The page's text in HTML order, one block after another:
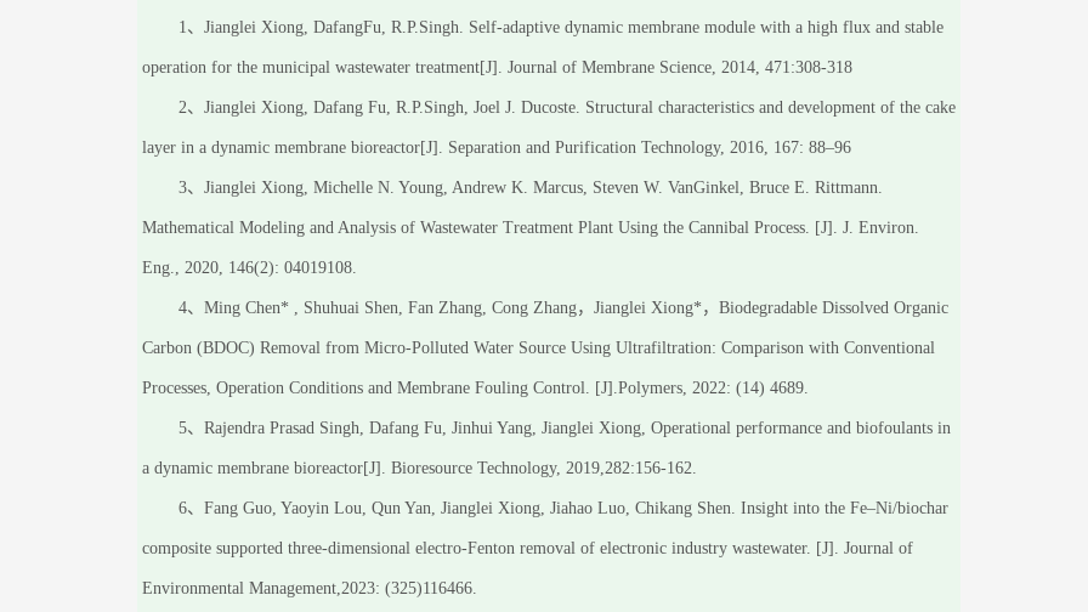
1、Jianglei Xiong, DafangFu, R.P.Singh. Self-adaptive dynamic membrane module with a high flux and stable
operation for the municipal wastewater treatment[J]. Journal of Membrane Science, 2014, 471:308-318
2、Jianglei Xiong, Dafang Fu, R.P.Singh, Joel J. Ducoste. Structural characteristics and development of the cake
layer in a dynamic membrane bioreactor[J]. Separation and Purification Technology, 2016, 167: 88–96
3、Jianglei Xiong, Michelle N. Young, Andrew K. Marcus, Steven W. VanGinkel, Bruce E. Rittmann.
Mathematical Modeling and Analysis of Wastewater Treatment Plant Using the Cannibal Process. [J]. J. Environ.
Eng., 2020, 146(2): 04019108.
4、Ming Chen* , Shuhuai Shen, Fan Zhang, Cong Zhang，Jianglei Xiong*，Biodegradable Dissolved Organic
Carbon (BDOC) Removal from Micro-Polluted Water Source Using Ultrafiltration: Comparison with Conventional
Processes, Operation Conditions and Membrane Fouling Control. [J].Polymers, 2022: (14) 4689.
5、Rajendra Prasad Singh, Dafang Fu, Jinhui Yang, Jianglei Xiong, Operational performance and biofoulants in
a dynamic membrane bioreactor[J]. Bioresource Technology, 2019,282:156-162.
6、Fang Guo, Yaoyin Lou, Qun Yan, Jianglei Xiong, Jiahao Luo, Chikang Shen. Insight into the Fe–Ni/biochar
composite supported three-dimensional electro-Fenton removal of electronic industry wastewater. [J]. Journal of
Environmental Management,2023: (325)116466.